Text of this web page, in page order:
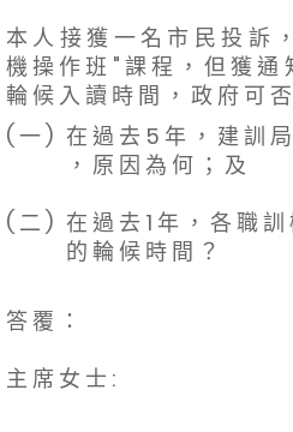
本 人 接 獲 一 名 市 民 投 訴
機 操 作 班 " 課 程 ， 但 獲 通
輪 候 入 讀 時 間 ， 政 府 可
( 一 ) 在 過 去 5 年 ， 建 訓
， 原 因 為 何 ； 及
( 二 ) 在 過 去 1 年 ， 各 職
的 輪 候 時 間 ？
答 覆 ：
主 席 女 士 :